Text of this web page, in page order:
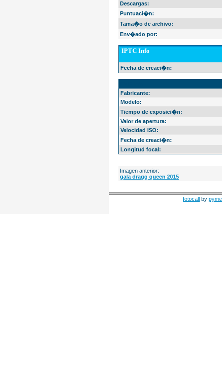
Descargas:
Puntuaci�n:
Tama�o de archivo:
Env�ado por:
IPTC Info
Fecha de creaci�n:
Fabricante:
Modelo:
Tiempo de exposici�n:
Valor de apertura:
Velocidad ISO:
Fecha de creaci�n:
Longitud focal:
Imagen anterior:
gala dragg queen 2015
fotocall by